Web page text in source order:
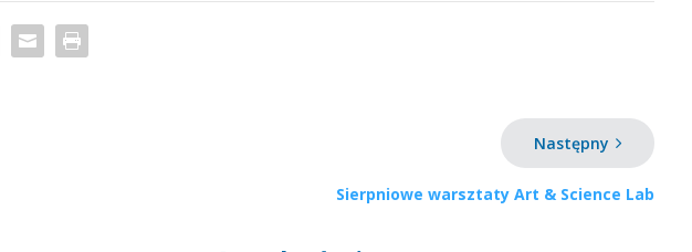
Następny
Sierpniowe warsztaty Art & Science Lab